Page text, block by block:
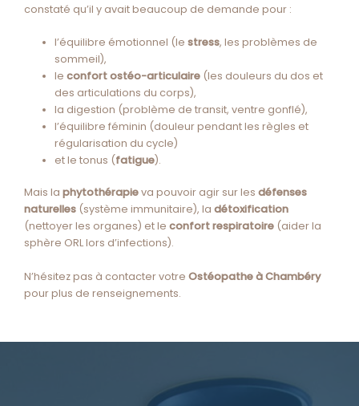
constaté qu’il y avait beaucoup de demande pour :
l’équilibre émotionnel (lestress, les problèmes de
sommeil),
leconfort ostéo-articulaire (les douleurs du dos et
des articulations du corps),
la digestion (problème de transit, ventre gonflé),
l’équilibre féminin (douleur pendant les règles et
régularisation du cycle)
et le tonus (fatigue).
Mais la phytothérapieva pouvoir agir sur les défenses
naturelles (système immunitaire), la détoxification
(nettoyer les organes) et le confort respiratoire (aider la
sphère ORL lors d’infections).
N’hésitez pas à contacter votre Ostéopathe à Chambéry
pour plus de renseignements.